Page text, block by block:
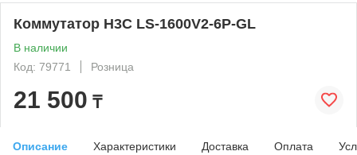
Коммутатор H3C LS-1600V2-6P-GL
В наличии
Код: 79771
Розница
21 500 ₸
Описание Характеристики Доставка Оплата